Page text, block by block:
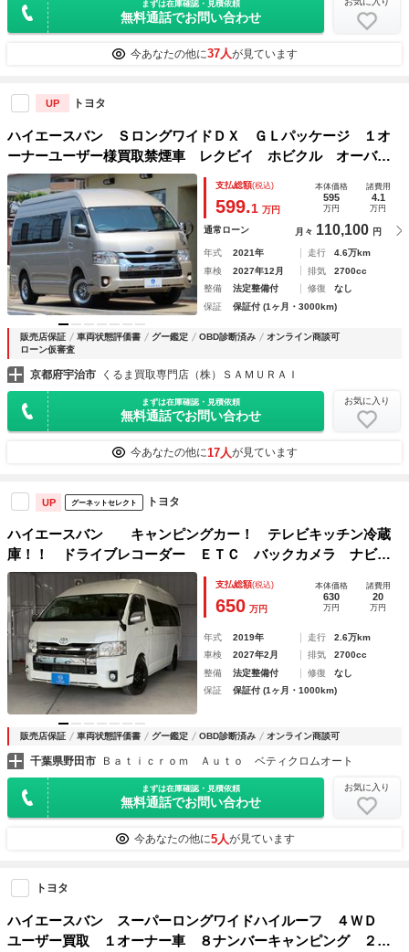
まずは在庫確認・見積依頼
無料通話でお問い合わせ
今あなたの他に37人が見ています
UP トヨタ
ハイエースバン ＳロングワイドＤＸ ＧＬパッケージ １オ
ーナーユーザー様買取禁煙車 レクビイ ホビクル オーバー
ランダー スーパーロング 寒冷地 ＬＥＤヘッド パワース
ライドドア パノラミックビューモニター ツインサブバッテ
リー ＡＣ１００Ｖ入力＆充電
支払総額(税込)
599.1 万円
本体価格
595
万円
諸費用
4.1
万円
通常ローン 月々 110,100 円
年式 2021年 走行
4.6万km
車検
2027年12月 排気
2700cc
整備
法定整備付 修復
なし
保証
保証付 (1ヶ月・3000km)
販売店保証 車両状態評価書 グー鑑定 OBD診断済み
オンライン商談可
ローン仮審査
京都府宇治市 くるま買取専門店（株）ＳＡＭＵＲＡＩ
まずは在庫確認・見積依頼
無料通話でお問い合わせ
お気に入り
今あなたの他に17人が見ています
UP グーネットセレクト トヨタ
ハイエースバン キャンピングカー！ テレビキッチン冷蔵
庫！！ ドライブレコーダー ＥＴＣ バックカメラ ナビ
ＴＶ 電動格納ミラー 電動スライドドア オートライト ア
ルミホイール ＡＴ ＵＳＢ エアコン
支払総額(税込)
650 万円
本体価格
630
万円
諸費用
20
万円
年式 2019年 走行
2.6万km
車検
2027年2月 排気
2700cc
整備
法定整備付 修復
なし
保証
保証付 (1ヶ月・1000km)
販売店保証 車両状態評価書 グー鑑定 OBD診断済み オンライン商談可
千葉県野田市 Ｂａｔｉｃｒｏｍ Ａｕｔｏ ベティクロムオート
まずは在庫確認・見積依頼
無料通話でお問い合わせ
お気に入り
今あなたの他に5人が見ています
トヨタ
ハイエースバン スーパーロングワイドハイルーフ ４ＷＤ
ユーザー買取 １オーナー車 ８ナンバーキャンピング ２段